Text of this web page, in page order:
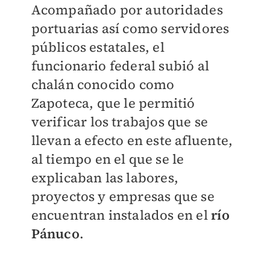
Acompañado por autoridades
portuarias así como servidores
públicos estatales, el
funcionario federal subió al
chalán conocido como
Zapoteca, que le permitió
verificar los trabajos que se
llevan a efecto en este afluente,
al tiempo en el que se le
explicaban las labores,
proyectos y empresas que se
encuentran instalados en elrío
Pánuco.